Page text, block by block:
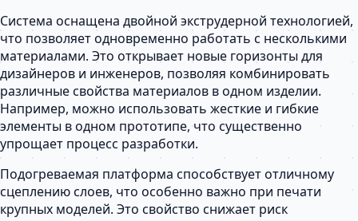
Система оснащена двойной экструдерной технологией,
что позволяет одновременно работать с несколькими
материалами. Это открывает новые горизонты для
дизайнеров и инженеров, позволяя комбинировать
различные свойства материалов в одном изделии.
Например, можно использовать жесткие и гибкие
элементы в одном прототипе, что существенно
упрощает процесс разработки.
Подогреваемая платформа способствует отличному
сцеплению слоев, что особенно важно при печати
крупных моделей. Это свойство снижает риск